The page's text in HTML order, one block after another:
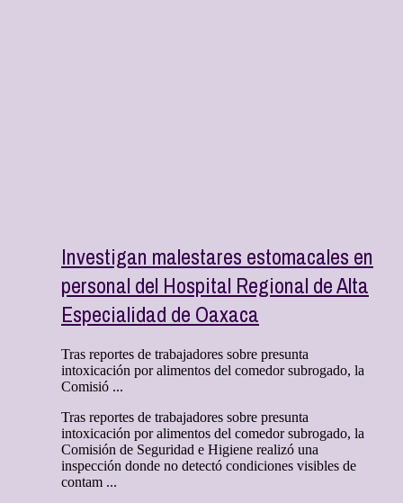
Investigan malestares estomacales en
personal del Hospital Regional de Alta
Especialidad de Oaxaca
Tras reportes de trabajadores sobre presunta
intoxicación por alimentos del comedor subrogado, la
Comisió ...
Tras reportes de trabajadores sobre presunta
intoxicación por alimentos del comedor subrogado, la
Comisión de Seguridad e Higiene realizó una
inspección donde no detectó condiciones visibles de
contam ...